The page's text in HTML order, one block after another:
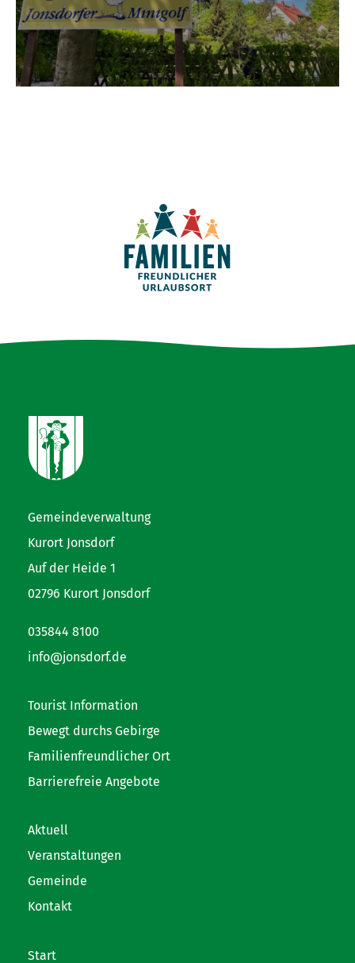
Gemeindeverwaltung
Kurort Jonsdorf
Auf der Heide 1
02796 Kurort Jonsdorf
035844 8100
info@jonsdorf.de
Tourist Information
Bewegt durchs Gebirge
Familienfreundlicher Ort
Barrierefreie Angebote
Aktuell
Veranstaltungen
Gemeinde
Kontakt
Start